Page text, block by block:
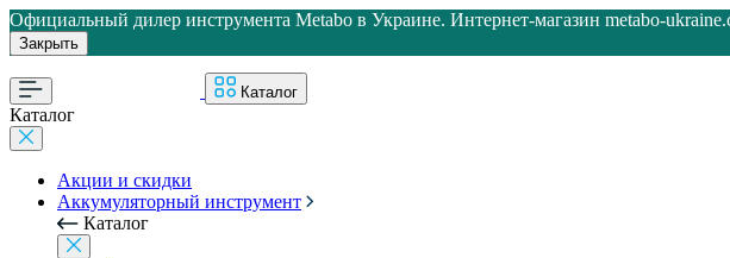
Официальный дилер инструмента Metabo в Украине. Интернет-магазин metabo-
Закрыть
Каталог
Каталог
Акции и скидки
Аккумуляторный инструмент
Каталог